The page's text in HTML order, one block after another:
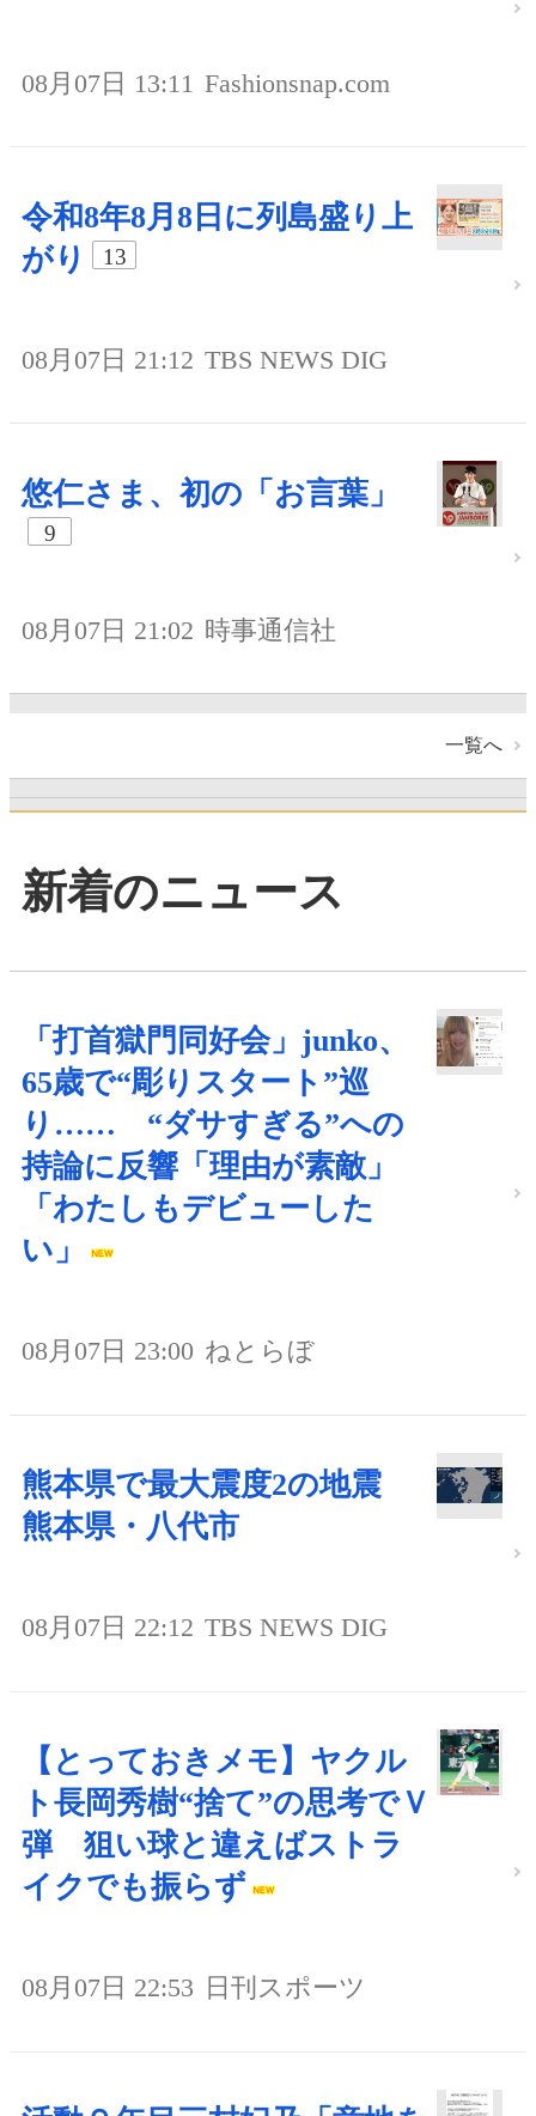
08月07日 13:11 Fashionsnap.com
令和8年8月8日に列島盛り上
がり
13
08月07日 21:12 TBS NEWS DIG
悠仁さま、初の「お言葉」
9
08月07日 21:02 時事通信社
一覧へ
新着のニュース
「打首獄門同好会」junko、
65歳で“彫りスタート”巡
り…… “ダサすぎる”への
持論に反響「理由が素敵」
「わたしもデビューした
い」
08月07日 23:00 ねとらぼ
熊本県で最大震度2の地震
熊本県・八代市
08月07日 22:12 TBS NEWS DIG
【とっておきメモ】ヤクル
ト長岡秀樹“捨て”の思考でＶ
弾 狙い球と違えばストラ
イクでも振らず
08月07日 22:53 日刊スポーツ